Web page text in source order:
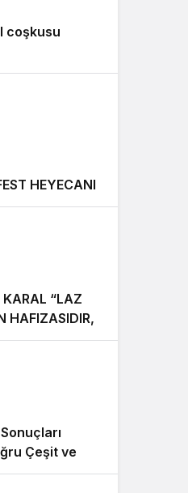
coşkusu
HEYECANI
“LAZ
HAFIZASIDIR,
Çeşit ve